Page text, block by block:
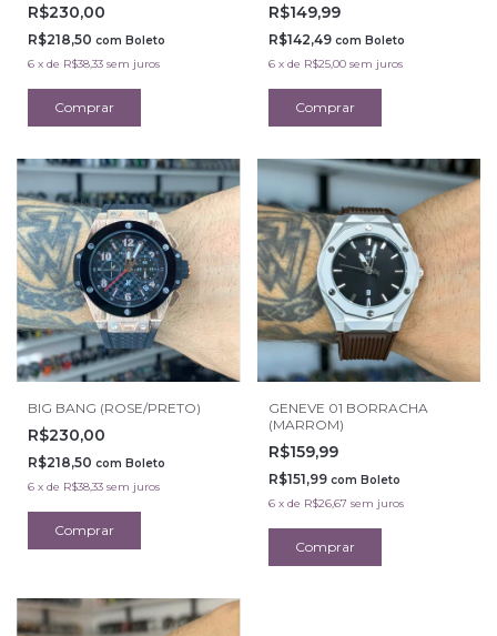
R$230,00
R$218,50 com Boleto
6 x de R$38,33 sem juros
R$149,99
R$142,49 com Boleto
6 x de R$25,00 sem juros
BIG BANG (ROSE/PRETO)
R$230,00
R$218,50 com Boleto
6 x de R$38,33 sem juros
GENEVE 01 BORRACHA
(MARROM)
R$159,99
R$151,99 com Boleto
6 x de R$26,67 sem juros